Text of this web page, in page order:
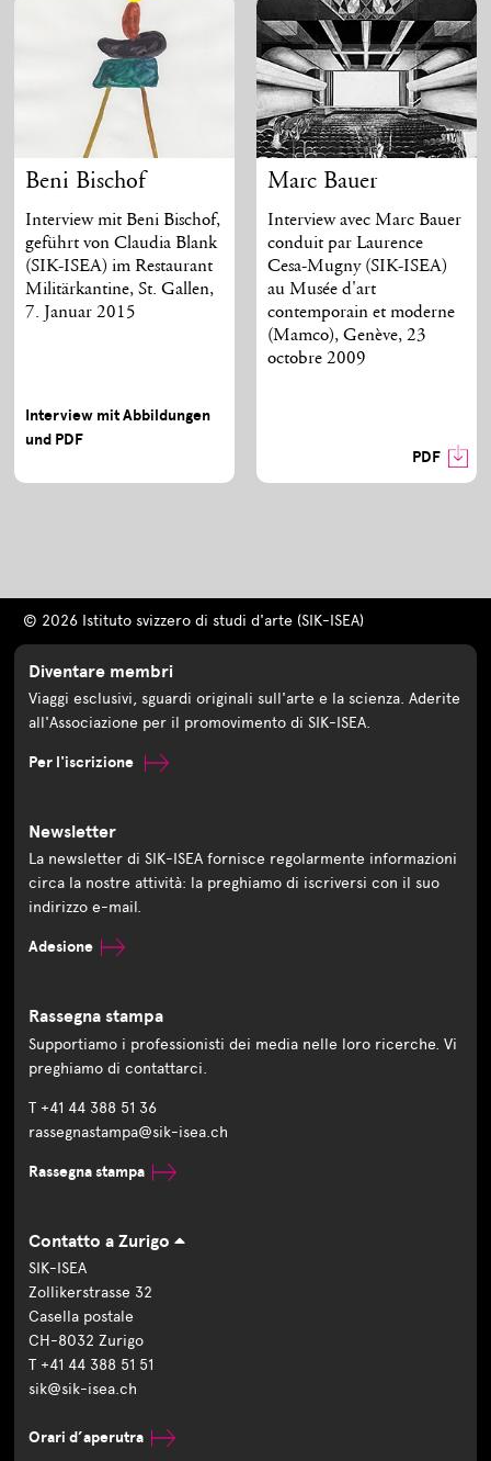
Beni Bischof
Interview mit Beni Bischof,
geführt von Claudia Blank
(SIK-ISEA) im Restaurant
Militärkantine, St. Gallen,
7. Januar 2015
Interview mit Abbildungen
und PDF
Marc Bauer
Interview avec Marc Bauer
conduit par Laurence
Cesa-Mugny (SIK-ISEA)
au Musée d'art
contemporain et moderne
(Mamco), Genève, 23
octobre 2009
PDF
© 2026 Istituto svizzero di studi d'arte (SIK-ISEA)
Diventare membri
Viaggi esclusivi, sguardi originali sull'arte e la scienza. Aderite
all'Associazione per il promovimento di SIK-ISEA.
Per l'iscrizione
Newsletter
La newsletter di SIK-ISEA fornisce regolarmente informazioni
circa la nostre attività: la preghiamo di iscriversi con il suo
indirizzo e-mail.
Adesione
Rassegna stampa
Supportiamo i professionisti dei media nelle loro ricerche. Vi
preghiamo di contattarci.
T +41 44 388 51 36
rassegnastampa@sik-isea.ch
Rassegna stampa
Contatto a Zurigo
SIK-ISEA
Zollikerstrasse 32
Casella postale
CH-8032 Zurigo
T +41 44 388 51 51
sik@sik-isea.ch
Orari d’aperutra